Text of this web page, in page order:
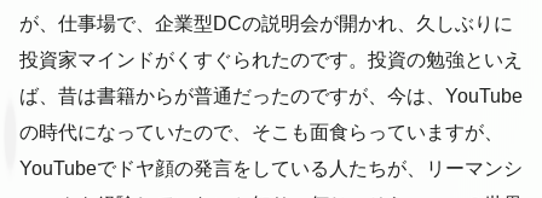
が、仕事場で、企業型DCの説明会が開かれ、久しぶりに
投資家マインドがくすぐられたのです。投資の勉強といえ
ば、昔は書籍からが普通だったのですが、今は、YouTube
の時代になっていたので、そこも面食らっていますが、
YouTubeでドヤ顔の発言をしている人たちが、リーマンシ